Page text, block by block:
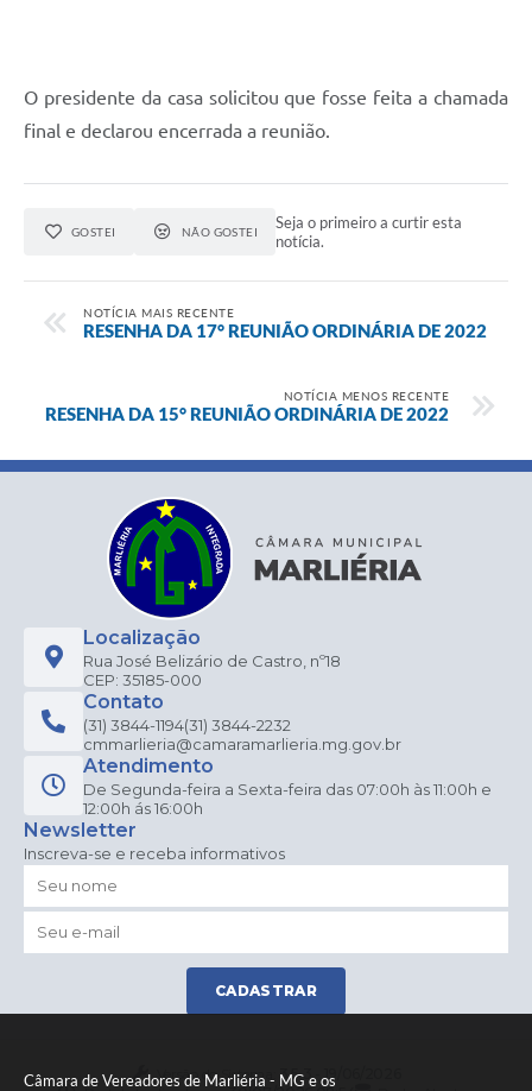
Câmara de Vereadores de Marliéria - MG e os
O presidente da casa solicitou que fosse feita a chamada
final e declarou encerrada a reunião.
GOSTEI NÃO GOSTEI
Seja o primeiro a curtir esta
notícia.
NOTÍCIA MAIS RECENTE
RESENHA DA 17° REUNIÃO ORDINÁRIA DE 2022
NOTÍCIA MENOS RECENTE
RESENHA DA 15° REUNIÃO ORDINÁRIA DE 2022
Localização
Rua José Belizário de Castro, nº18
CEP: 35185-000
Contato
(31) 3844-1194(31) 3844-2232
cmmarlieria@camaramarlieria.mg.gov.br
Atendimento
De Segunda-feira a Sexta-feira das 07:00h às 11:00h e
12:00h ás 16:00h
Newsletter
Inscreva-se e receba informativos
CADASTRAR
Versão do Sistema: 3.5.3 - 19/06/2026